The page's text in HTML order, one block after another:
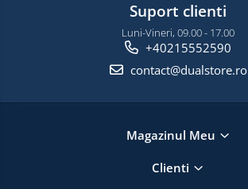
Suport clienti
Luni-Vineri, 09.00 - 17.00
+40215552590
contact@dualstore.ro
Magazinul Meu
Clienti